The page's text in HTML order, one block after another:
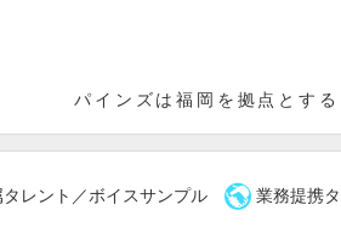
パインズは福岡を拠点とす
タレント／ボイスサンプル  業務提携